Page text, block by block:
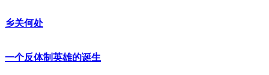
乡关何处
一个反体制英雄的诞生